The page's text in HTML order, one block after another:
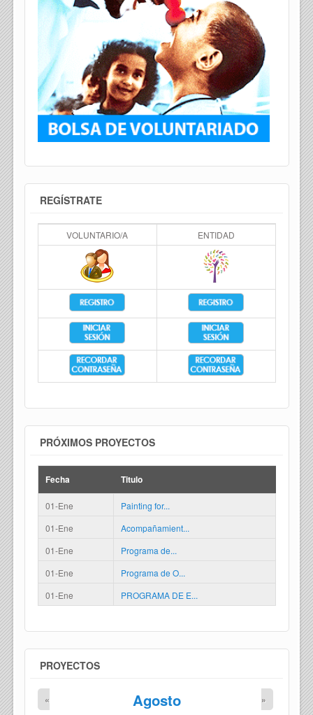
REGÍSTRATE
VOLUNTARIO/A ENTIDAD
PRÓXIMOS PROYECTOS
Fecha Titulo
01-Ene
Painting for...
01-Ene
Acompañamient...
01-Ene
Programa de...
01-Ene
Programa de O...
01-Ene
PROGRAMA DE E...
PROYECTOS
Agosto
« »